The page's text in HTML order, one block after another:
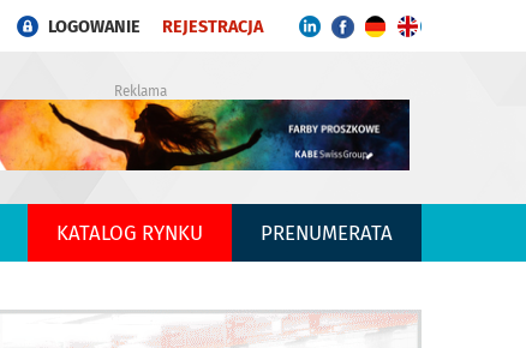
LOGOWANIE REJESTRACJA
Reklama
KATALOG RYNKU PRENUMERATA